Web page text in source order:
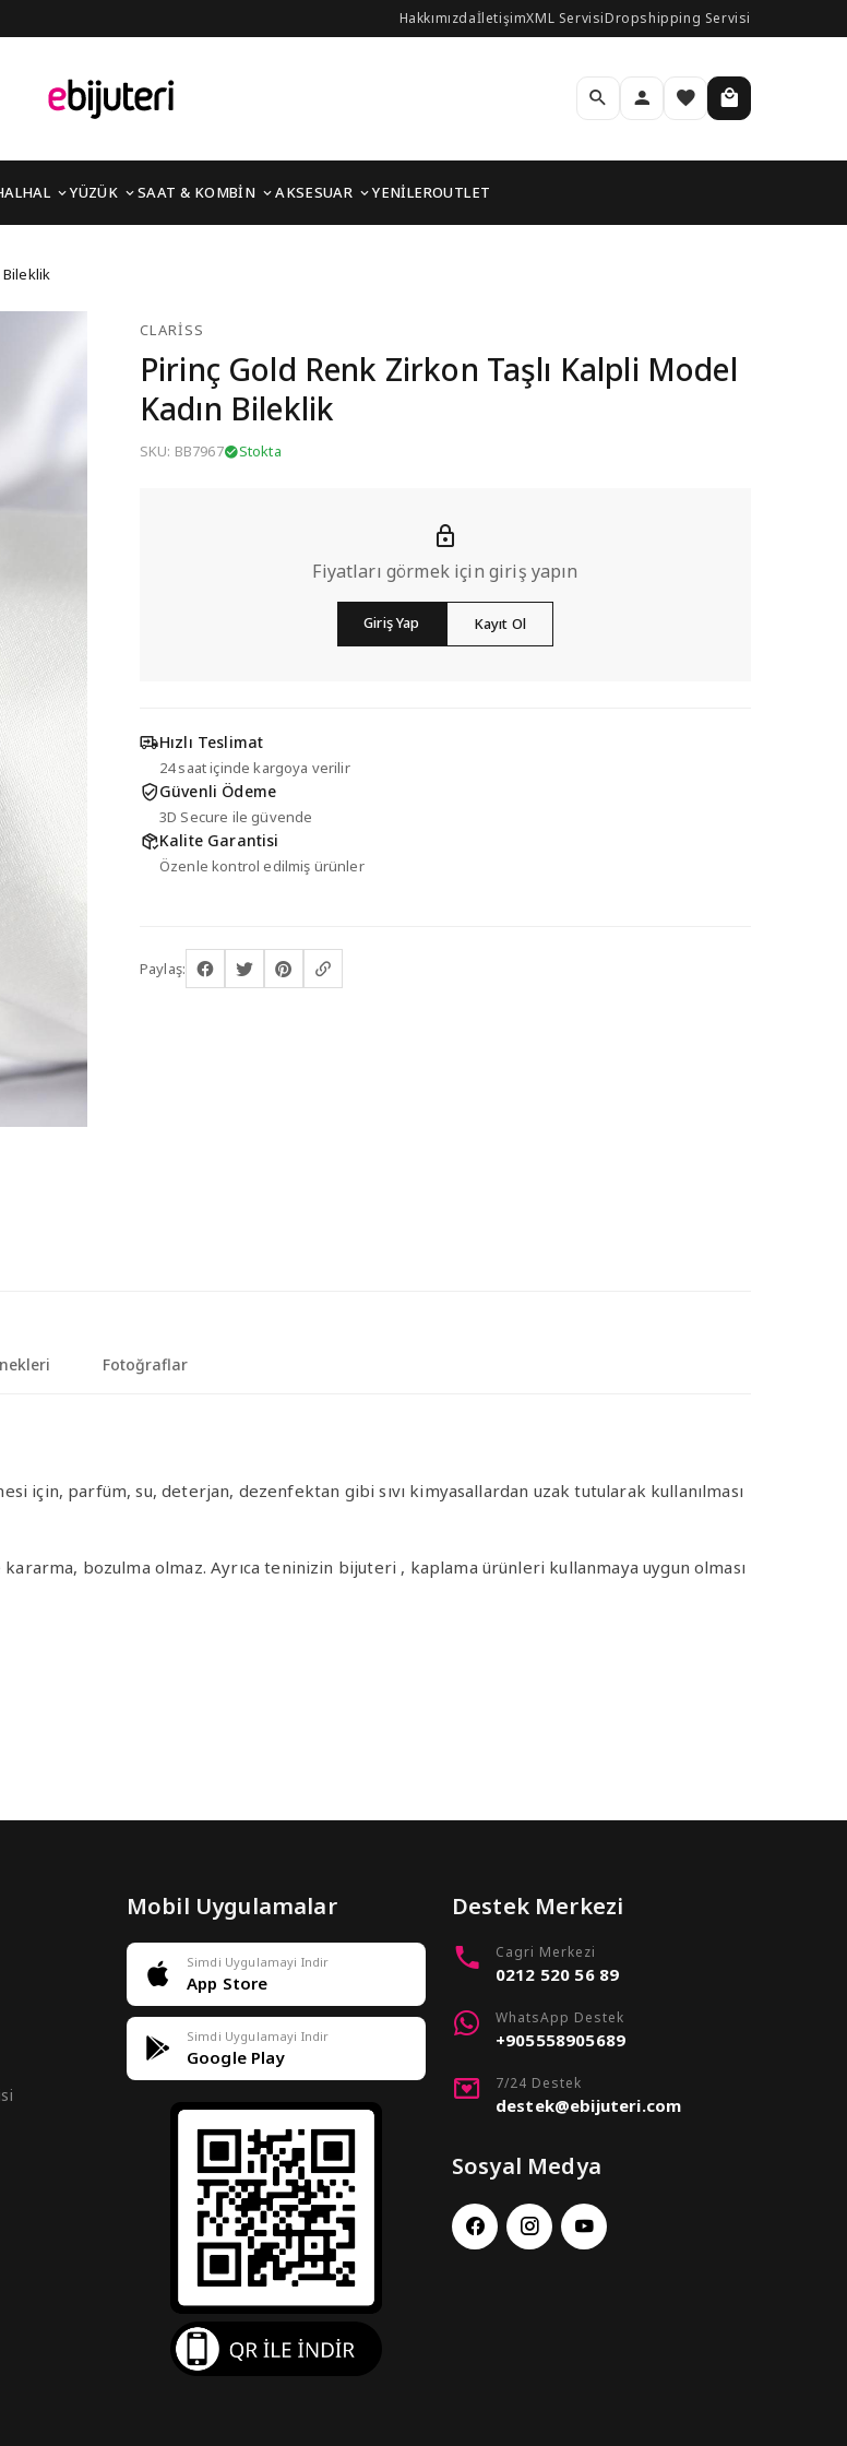
HakkımızdaİletişimXML ServisiDropshipping Servisi
YÜZÜK SAAT & KOMBİN AKSESUAR YENİLEROUTLET
Model Kadın Bileklik
Bileklik
CLARISS
Pirinç Gold Renk Zirkon Taşlı Kalpli Model
Kadın Bileklik
SKU: BB7967 Stokta
Fiyatları görmek için giriş yapın
Giriş Yap Kayıt Ol
Hızlı Teslimat
24 saat içinde kargoya verilir
Güvenli Ödeme
3D Secure ile güvende
Kalite Garantisi
Özenle kontrol edilmiş ürünler
Paylaş:
Fotoğraflar
için, parfüm, su, deterjan, dezenfektan gibi sıvı kimyasallardan uzak tutularak kullanılması
bozulma olmaz. Ayrıca teninizin bijuteri , kaplama ürünleri kullanmaya uygun olması
Mobil Uygulamalar
Simdi Uygulamayi Indir
App Store
Simdi Uygulamayi Indir
Google Play
Destek Merkezi
Cagri Merkezi
0212 520 56 89
WhatsApp Destek
+905558905689
7/24 Destek
destek@ebijuteri.com
Sosyal Medya